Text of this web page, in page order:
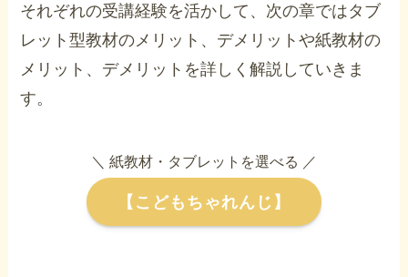
それぞれの受講経験を活かして、次の章ではタブ
レット型教材のメリット、デメリットや紙教材の
メリット、デメリットを詳しく解説していきま
す。
＼ 紙教材・タブレットを選べる ／
【こどもちゃれんじ】